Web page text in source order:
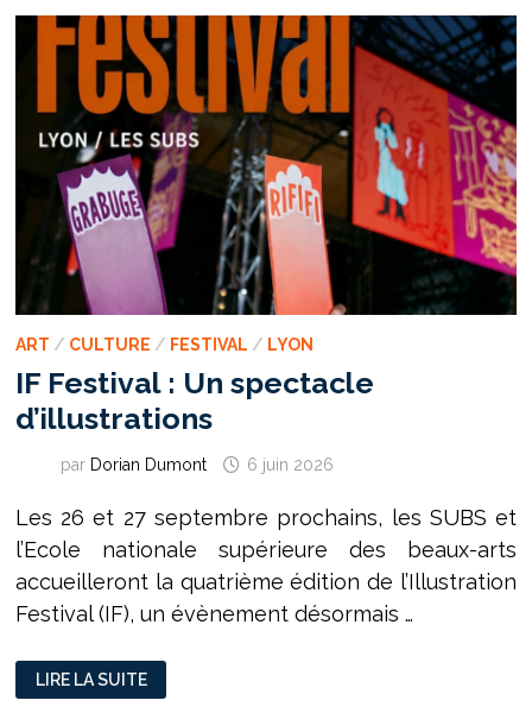
L’INSCRIRE
DANS
ART / CULTURE / FESTIVAL / LYON
IF Festival : Un spectacle
d’illustrations
par Dorian Dumont 6 juin 2026
Les 26 et 27 septembre prochains, les SUBS et
l’Ecole nationale supérieure des beaux-arts
accueilleront la quatrième édition de l’Illustration
Festival (IF), un évènement désormais …
IF
FESTIVAL
:
LIRE LA SUITE